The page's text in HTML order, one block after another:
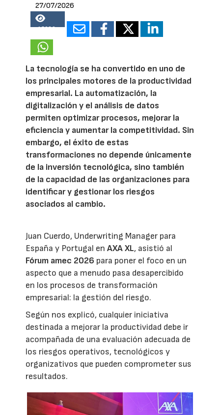
27/07/2026
15080
La tecnología se ha convertido en uno de
los principales motores de la productividad
empresarial. La automatización, la
digitalización y el análisis de datos
permiten optimizar procesos, mejorar la
eficiencia y aumentar la competitividad. Sin
embargo, el éxito de estas
transformaciones no depende únicamente
de la inversión tecnológica, sino también
de la capacidad de las organizaciones para
identificar y gestionar los riesgos
asociados al cambio.
Juan Cuerdo, Underwriting Manager para
España y Portugal enAXA XL, asistió al
Fórum amec 2026 para poner el foco en un
aspecto que a menudo pasa desapercibido
en los procesos de transformación
empresarial: la gestión del riesgo.
Según nos explicó, cualquier iniciativa
destinada a mejorar la productividad debe ir
acompañada de una evaluación adecuada de
los riesgos operativos, tecnológicos y
organizativos que pueden comprometer sus
resultados.